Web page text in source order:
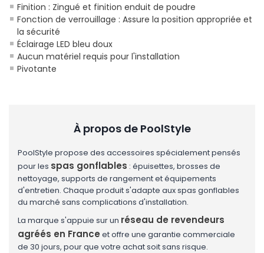
Finition : Zingué et finition enduit de poudre
Fonction de verrouillage : Assure la position appropriée et
la sécurité
Éclairage LED bleu doux
Aucun matériel requis pour l'installation
Pivotante
À propos de PoolStyle
PoolStyle propose des accessoires spécialement pensés
pour les spas gonflables : épuisettes, brosses de
nettoyage, supports de rangement et équipements
d'entretien. Chaque produit s'adapte aux spas gonflables
du marché sans complications d'installation.
La marque s'appuie sur un réseau de revendeurs
agréés en France et offre une garantie commerciale
de 30 jours, pour que votre achat soit sans risque.